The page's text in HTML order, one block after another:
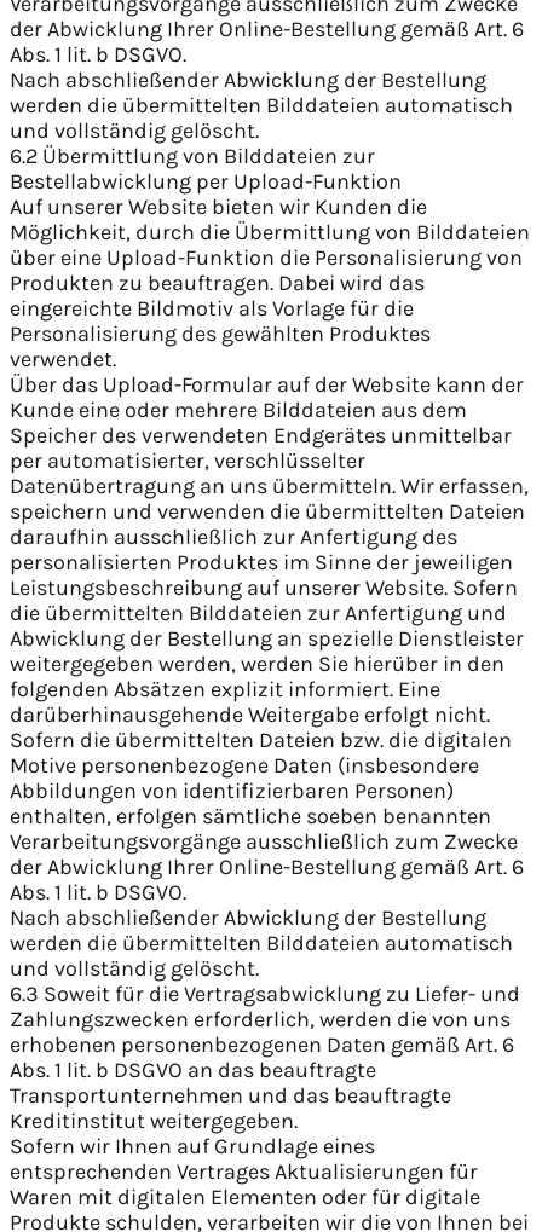
der Abwicklung Ihrer Online-Bestellung gemäß Art. 6
Abs. 1 lit. b DSGVO.
Nach abschließender Abwicklung der Bestellung
werden die übermittelten Bilddateien automatisch
und vollständig gelöscht.
6.2 Übermittlung von Bilddateien zur
Bestellabwicklung per Upload-Funktion
Auf unserer Website bieten wir Kunden die
Möglichkeit, durch die Übermittlung von Bilddateien
über eine Upload-Funktion die Personalisierung von
Produkten zu beauftragen. Dabei wird das
eingereichte Bildmotiv als Vorlage für die
Personalisierung des gewählten Produktes
verwendet.
Über das Upload-Formular auf der Website kann der
Kunde eine oder mehrere Bilddateien aus dem
Speicher des verwendeten Endgerätes unmittelbar
per automatisierter, verschlüsselter
Datenübertragung an uns übermitteln. Wir erfassen,
speichern und verwenden die übermittelten Dateien
daraufhin ausschließlich zur Anfertigung des
personalisierten Produktes im Sinne der jeweiligen
Leistungsbeschreibung auf unserer Website. Sofern
die übermittelten Bilddateien zur Anfertigung und
Abwicklung der Bestellung an spezielle Dienstleister
weitergegeben werden, werden Sie hierüber in den
folgenden Absätzen explizit informiert. Eine
darüberhinausgehende Weitergabe erfolgt nicht.
Sofern die übermittelten Dateien bzw. die digitalen
Motive personenbezogene Daten (insbesondere
Abbildungen von identifizierbaren Personen)
enthalten, erfolgen sämtliche soeben benannten
Verarbeitungsvorgänge ausschließlich zum Zwecke
der Abwicklung Ihrer Online-Bestellung gemäß Art. 6
Abs. 1 lit. b DSGVO.
Nach abschließender Abwicklung der Bestellung
werden die übermittelten Bilddateien automatisch
und vollständig gelöscht.
6.3 Soweit für die Vertragsabwicklung zu Liefer- und
Zahlungszwecken erforderlich, werden die von uns
erhobenen personenbezogenen Daten gemäß Art. 6
Abs. 1 lit. b DSGVO an das beauftragte
Transportunternehmen und das beauftragte
Kreditinstitut weitergegeben.
Sofern wir Ihnen auf Grundlage eines
entsprechenden Vertrages Aktualisierungen für
Waren mit digitalen Elementen oder für digitale
Produkte schulden, verarbeiten wir die von Ihnen bei